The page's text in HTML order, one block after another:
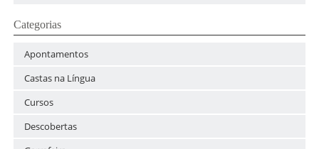
Categorias
Apontamentos
Castas na Língua
Cursos
Descobertas